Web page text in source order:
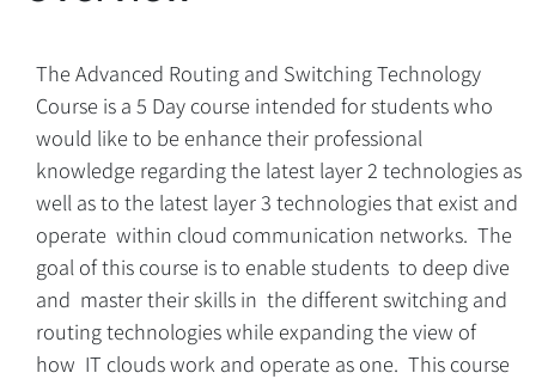
The Advanced Routing and Switching Technology
Course is a 5 Day course intended for students who
would like to be enhance their professional
knowledge regarding the latest layer 2 technologies as
well as to the latest layer 3 technologies that exist and
operate within cloud communication networks. The
goal of this course is to enable students to deep dive
and master their skills in the different switching and
routing technologies while expanding the view of
how IT clouds work and operate as one. This course